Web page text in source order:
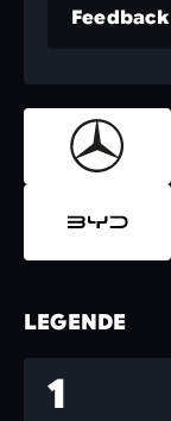
Feedback
LEGENDE
1